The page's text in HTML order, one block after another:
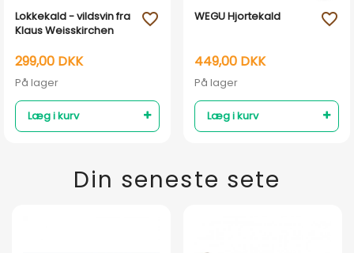
Lokkekald - vildsvin fra
Klaus Weisskirchen
299,00 DKK
På lager
Læg i kurv
favorite_outline WEGU Hjortekald
449,00 DKK
På lager
Læg i kurv
favorite_outline
Din seneste sete